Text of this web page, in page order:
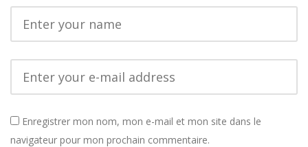
Enregistrer mon nom, mon e-mail et mon site dans le
navigateur pour mon prochain commentaire.